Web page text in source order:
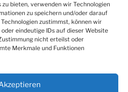
bieten, verwenden wir Technologien
zu speichern und/oder darauf
zustimmst, können wir
eindeutige IDs auf dieser Website
nicht erteilst oder
Merkmale und Funktionen